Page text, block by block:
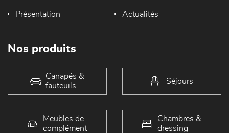
Présentation Actualités
Nos produits
Canapés &
fauteuils
Séjours
Meubles de
complément
Chambres &
dressing